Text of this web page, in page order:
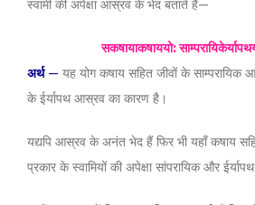
स्वामी की अपेक्षा आस्रव के भेद बताते हैं—
सकषायाकषाययो:
अर्थ— यह योग कषाय सहित जीवों के साम्परायिक
के ईर्यापथ आस्रव का कारण है।
यद्यपि आस्रव के अनंत भेद हैं फिर भी यहाँ कषाय
प्रकार के स्वामियों की अपेक्षा सांपरायिक और